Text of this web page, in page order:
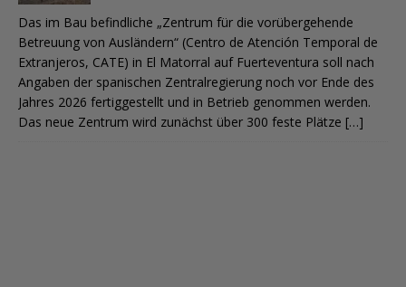
Das im Bau befindliche „Zentrum für die vorübergehende
Betreuung von Ausländern“ (Centro de Atención Temporal de
Extranjeros, CATE) in El Matorral auf Fuerteventura soll nach
Angaben der spanischen Zentralregierung noch vor Ende des
Jahres 2026 fertiggestellt und in Betrieb genommen werden.
Das neue Zentrum wird zunächst über 300 feste Plätze […]